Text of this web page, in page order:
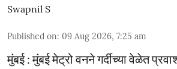
Swapnil S
Published on: 09 Aug 2026, 7:25 am
मुंबई : मुंबई मेट्रो वनने गर्दीच्या वेळेत